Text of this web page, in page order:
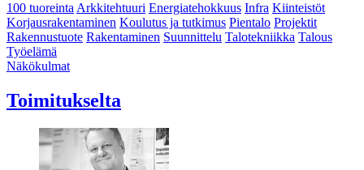
100 tuoreintaArkkitehtuuri Energiatehokkuus Infra Kiinteistöt
Korjausrakentaminen Koulutus ja tutkimus Pientalo Projektit
Rakennustuote Rakentaminen Suunnittelu Talotekniikka Talous
Työelämä
Näkökulmat
Toimitukselta